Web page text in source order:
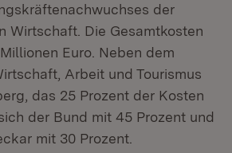
der
Wirtschaft. Die Gesamtkosten
Euro. Neben dem
Arbeit und Tourismus
das 25 Prozent der Kosten
der Bund mit 45 Prozent und
mit 30 Prozent.